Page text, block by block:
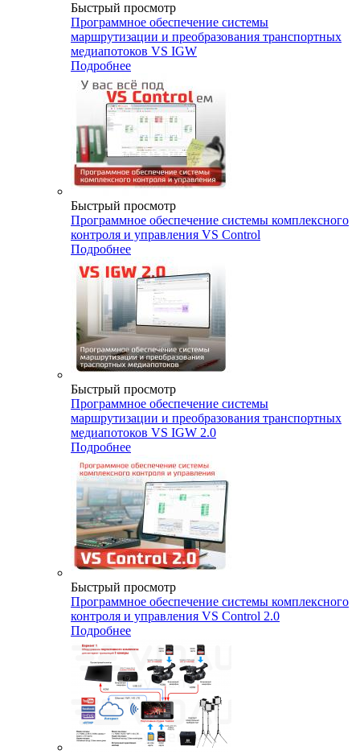
Быстрый просмотр
Программное обеспечение системы
маршрутизации и преобразования транспортных
медиапотоков VS IGW
Подробнее
Быстрый просмотр
Программное обеспечение системы комплексного
контроля и управления VS Control
Подробнее
Быстрый просмотр
Программное обеспечение системы
маршрутизации и преобразования транспортных
медиапотоков VS IGW 2.0
Подробнее
Быстрый просмотр
Программное обеспечение системы комплексного
контроля и управления VS Control 2.0
Подробнее